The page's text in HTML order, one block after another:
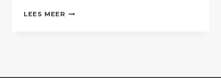
LEES MEER AFRIFORUM